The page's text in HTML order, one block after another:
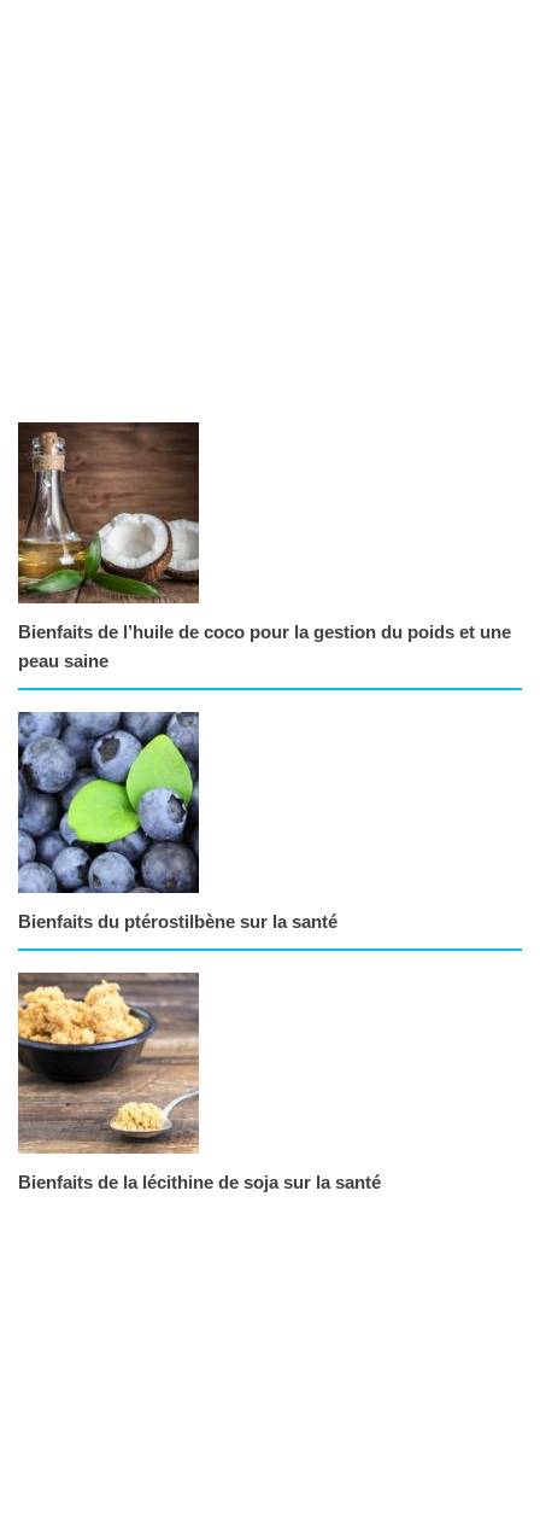
Bienfaits de l’huile de coco pour la gestion du poids et une
peau saine
Bienfaits du ptérostilbène sur la santé
Bienfaits de la lécithine de soja sur la santé